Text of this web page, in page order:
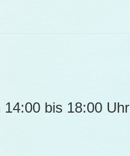
bis 18:00 Uhr